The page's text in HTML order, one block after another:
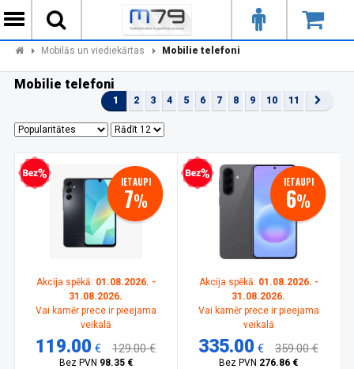
Mobilās un viediekārtas Mobilie telefoni
Mobilie telefoni
1 2 3 4 5 6 7 8 9 10 11
kredīts IETAUPI
7%
Akcija spēkā: 01.08.2026. -
31.08.2026.
Vai kamēr prece ir pieejama
veikalā
119.00 € 129.00 €
Bez PVN 98.35 €
Bezprocentu kredīts IETAUPI
6%
Akcija spēkā: 01.08.2026. -
31.08.2026.
Vai kamēr prece ir pieejama
veikalā
335.00 € 359.00 €
Bez PVN 276.86 €